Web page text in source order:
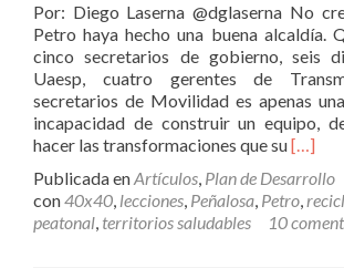
Por: Diego Laserna @dglaserna No
Petro haya hecho una buena alcaldía.
cinco secretarios de gobierno, seis
Uaesp, cuatro gerentes de
secretarios de Movilidad es apenas
incapacidad de construir un equipo,
hacer las transformaciones que suLeer
Petro?
[…]
Publicada enArtículos, Plan de Desarrollo
con40x40, lecciones, Peñalosa, Petro,
peatonal, territorios saludables 10